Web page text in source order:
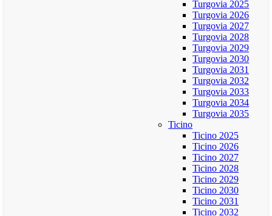
Turgovia 2025
Turgovia 2026
Turgovia 2027
Turgovia 2028
Turgovia 2029
Turgovia 2030
Turgovia 2031
Turgovia 2032
Turgovia 2033
Turgovia 2034
Turgovia 2035
Ticino
Ticino 2025
Ticino 2026
Ticino 2027
Ticino 2028
Ticino 2029
Ticino 2030
Ticino 2031
Ticino 2032